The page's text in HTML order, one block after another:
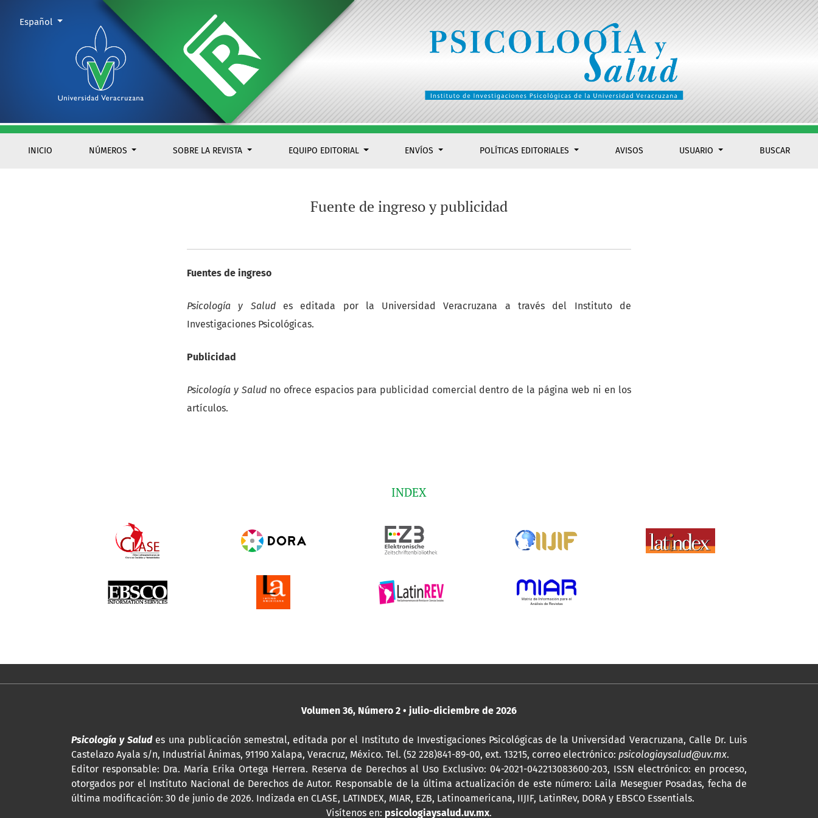
Fuente de ingreso y publicidad
INICIO NÚMEROS SOBRE LA REVISTA EQUIPO EDITORIAL ENVÍOS POLÍTICAS EDITORIALES AVISOS USUARIO BUSCAR
Cambiar el idioma. El actual es:
Español
Fuente de ingreso y publicidad
Fuentes de ingreso
Psicología y Saludes editada por la Universidad Veracruzana a través del Instituto de
Investigaciones Psicológicas.
Publicidad
Psicología y Saludno ofrece espacios para publicidad comercial dentro de la página web ni en los
artículos.
INDEX
Volumen 36, Número 2 • julio-diciembre de 2026
Psicología y Salud es una publicación semestral, editada por el Instituto de Investigaciones Psicológicas de la Universidad Veracruzana, Calle Dr. Luis
Castelazo Ayala s/n, Industrial Ánimas, 91190 Xalapa, Veracruz, México. Tel. (52 228)841-89-00, ext. 13215, correo electrónico: psicologiaysalud@uv.mx.
Editor responsable: Dra. María Erika Ortega Herrera. Reserva de Derechos al Uso Exclusivo: 04-2021-042213083600-203, ISSN electrónico: en proceso,
otorgados por el Instituto Nacional de Derechos de Autor. Responsable de la última actualización de este número: Laila Meseguer Posadas, fecha de
última modificación: 30 de junio de 2026. Indizada en CLASE, LATINDEX, MIAR, EZB, Latinoamericana, IIJIF, LatinRev, DORA y EBSCO Essentials.
Visítenos en: psicologiaysalud.uv.mx.